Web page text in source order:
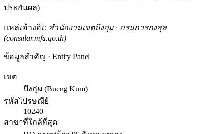
ประกันผล)
แหล่งอ้างอิง: สำนักงานเขตบึงกุ่ม · กรมการกงสุล
(consular.mfa.go.th)
ข้อมูลสำคัญ · Entity Panel
เขต
บึงกุ่ม (Bueng Kum)
รหัสไปรษณีย์
10240
สาขาที่ใกล้ที่สุด